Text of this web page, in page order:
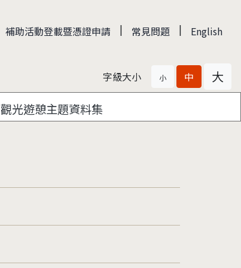
補助活動登載暨憑證申請 | 常見問題 | English
字級大小 小 中 大
觀光遊憩主題資料集